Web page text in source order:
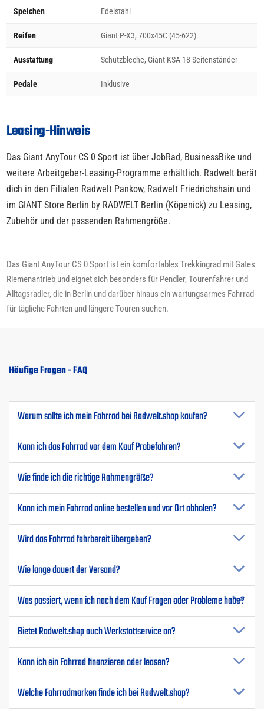
Speichen Edelstahl
Reifen Giant P-X3, 700x45C (45-622)
Ausstattung Schutzbleche, Giant KSA 18 Seitenständer
Pedale Inklusive
Leasing-Hinweis
Das Giant AnyTour CS 0 Sport ist über JobRad, BusinessBike und
weitere Arbeitgeber-Leasing-Programme erhältlich. Radwelt berät
dich in den Filialen Radwelt Pankow, Radwelt Friedrichshain und
im GIANT Store Berlin by RADWELT Berlin (Köpenick) zu Leasing,
Zubehör und der passenden Rahmengröße.
Das Giant AnyTour CS 0 Sport ist ein komfortables Trekkingrad mit Gates
Riemenantrieb und eignet sich besonders für Pendler, Tourenfahrer und
Alltagsradler, die in Berlin und darüber hinaus ein wartungsarmes Fahrrad
für tägliche Fahrten und längere Touren suchen.
Häufige Fragen - FAQ
Warum sollte ich mein Fahrrad bei Radwelt.shop kaufen?
Kann ich das Fahrrad vor dem Kauf Probefahren?
Wie finde ich die richtige Rahmengröße?
Kann ich mein Fahrrad online bestellen und vor Ort abholen?
Wird das Fahrrad fahrbereit übergeben?
Wie lange dauert der Versand?
Was passiert, wenn ich nach dem Kauf Fragen oder Probleme habe?
Bietet Radwelt.shop auch Werkstattservice an?
Kann ich ein Fahrrad finanzieren oder leasen?
Welche Fahrradmarken finde ich bei Radwelt.shop?